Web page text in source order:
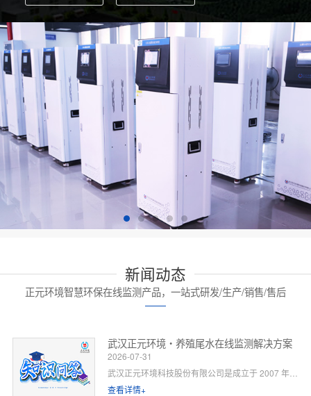
新闻动态
正元环境智慧环保在线监测产品，一站式研发/生产/销售/售后
武汉正元环境・养殖尾水在线监测解决方案
2026-07-31
查看详情+